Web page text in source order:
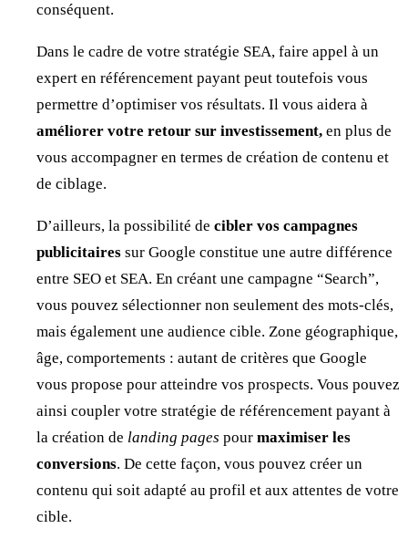
conséquent.
Dans le cadre de votre stratégie SEA, faire appel à un
expert en référencement payant peut toutefois vous
permettre d’optimiser vos résultats. Il vous aidera à
améliorer votre retour sur investissement, en plus de
vous accompagner en termes de création de contenu et
de ciblage.
D’ailleurs, la possibilité de cibler vos campagnes
publicitaires sur Google constitue une autre différence
entre SEO et SEA. En créant une campagne “Search”,
vous pouvez sélectionner non seulement des mots-clés,
mais également une audience cible. Zone géographique,
âge, comportements : autant de critères que Google
vous propose pour atteindre vos prospects. Vous pouvez
ainsi coupler votre stratégie de référencement payant à
la création de landing pages pour maximiser les
conversions. De cette façon, vous pouvez créer un
contenu qui soit adapté au profil et aux attentes de votre
cible.